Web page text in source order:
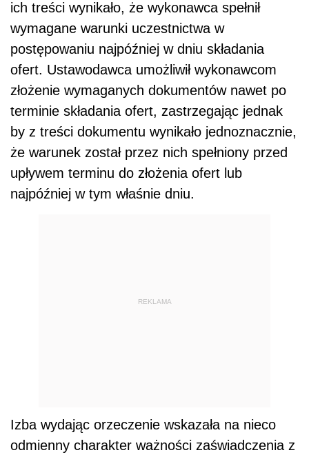
ich treści wynikało, że wykonawca spełnił
wymagane warunki uczestnictwa w
postępowaniu najpóźniej w dniu składania
ofert. Ustawodawca umożliwił wykonawcom
złożenie wymaganych dokumentów nawet po
terminie składania ofert, zastrzegając jednak
by z treści dokumentu wynikało jednoznacznie,
że warunek został przez nich spełniony przed
upływem terminu do złożenia ofert lub
najpóźniej w tym właśnie dniu.
REKLAMA
Izba wydając orzeczenie wskazała na nieco
odmienny charakter ważności zaświadczenia z